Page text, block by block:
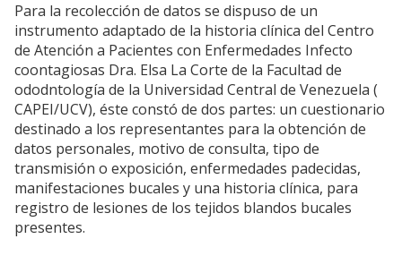
Para la recolección de datos se dispuso de un
instrumento adaptado de la historia clínica del Centro
de Atención a Pacientes con Enfermedades Infecto
coontagiosas Dra. Elsa La Corte de la Facultad de
ododntología de la Universidad Central de Venezuela (
CAPEI/UCV), éste constó de dos partes: un cuestionario
destinado a los representantes para la obtención de
datos personales, motivo de consulta, tipo de
transmisión o exposición, enfermedades padecidas,
manifestaciones bucales y una historia clínica, para
registro de lesiones de los tejidos blandos bucales
presentes.